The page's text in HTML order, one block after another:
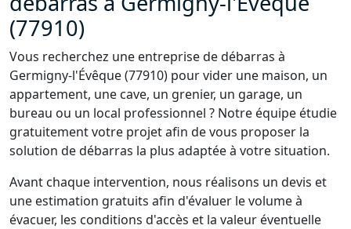
(77910)
Vous recherchez une entreprise de débarras à
Germigny-l'Évêque (77910) pour vider une maison, un
appartement, une cave, un grenier, un garage, un
bureau ou un local professionnel ? Notre équipe étudie
gratuitement votre projet afin de vous proposer la
solution de débarras la plus adaptée à votre situation.
Avant chaque intervention, nous réalisons un devis et
une estimation gratuits afin d'évaluer le volume à
évacuer, les conditions d'accès et la valeur éventuelle